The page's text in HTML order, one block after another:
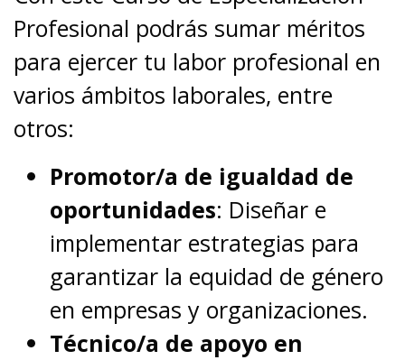
Profesional podrás sumar méritos
para ejercer tu labor profesional en
varios ámbitos laborales, entre
otros:
Promotor/a de igualdad de
oportunidades: Diseñar e
implementar estrategias para
garantizar la equidad de género
en empresas y organizaciones.
Técnico/a de apoyo en